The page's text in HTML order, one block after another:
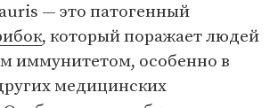
— это патогенный
, который поражает людей
иммунитетом, особенно в
медицинских